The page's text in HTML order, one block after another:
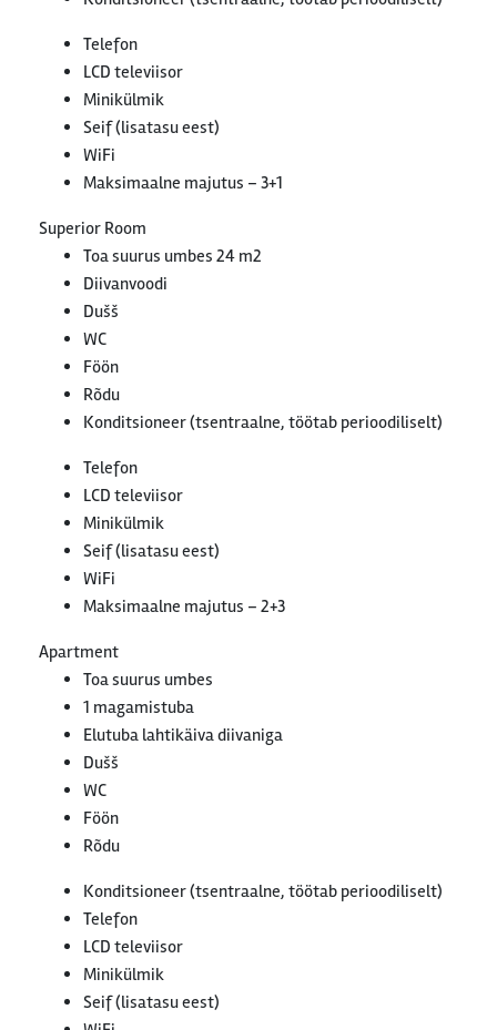
Telefon
LCD televiisor
Minikülmik
Seif (lisatasu eest)
WiFi
Maksimaalne majutus – 3+1
Superior Room
Toa suurus umbes 24 m2
Diivanvoodi
Dušš
WC
Föön
Rõdu
Konditsioneer (tsentraalne, töötab perioodiliselt)
Telefon
LCD televiisor
Minikülmik
Seif (lisatasu eest)
WiFi
Maksimaalne majutus – 2+3
Apartment
Toa suurus umbes
1 magamistuba
Elutuba lahtikäiva diivaniga
Dušš
WC
Föön
Rõdu
Konditsioneer (tsentraalne, töötab perioodiliselt)
Telefon
LCD televiisor
Minikülmik
Seif (lisatasu eest)